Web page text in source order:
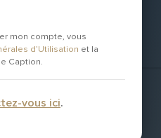
mon compte, vous
d’Utilisation et la
Caption.
vous ici.